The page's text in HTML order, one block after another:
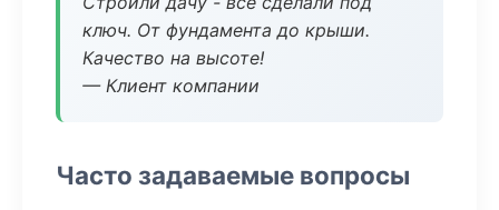
ключ. От фундамента до крыши.
Качество на высоте!
— Клиент компании
Часто задаваемые вопросы